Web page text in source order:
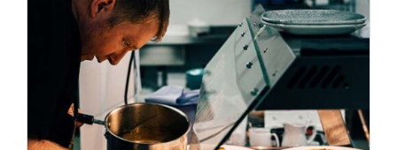
AJOUTER AU PANIER / DÉTAILS